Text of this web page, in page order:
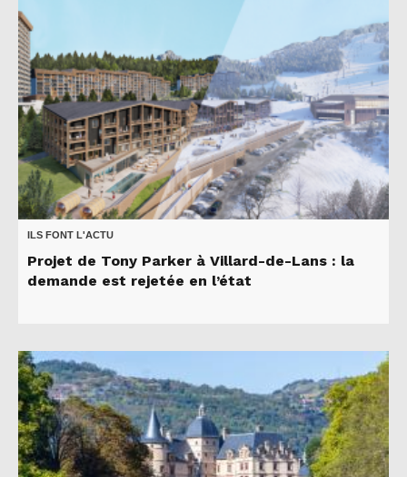
ILS FONT L'ACTU
Projet de Tony Parker à Villard-de-Lans : la
demande est rejetée en l’état